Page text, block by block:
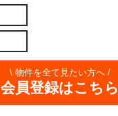
\ 物件を全て見たい方へ /
会員登録はこちら